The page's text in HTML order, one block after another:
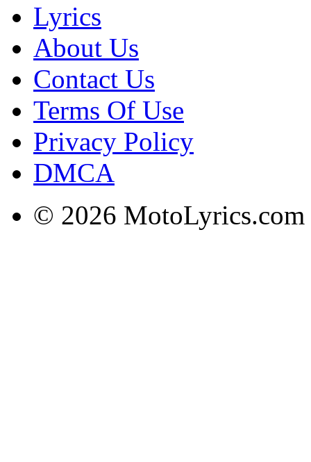
Lyrics
About Us
Contact Us
Terms Of Use
Privacy Policy
DMCA
© 2026 MotoLyrics.com